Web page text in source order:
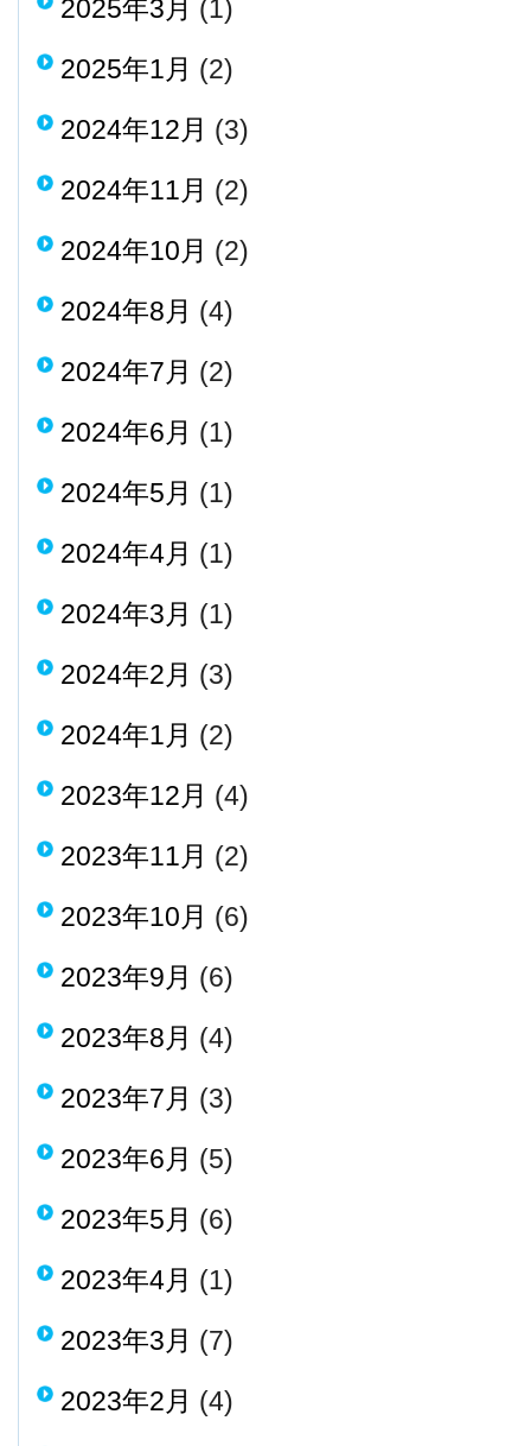
2025年3月 (1)
2025年1月 (2)
2024年12月 (3)
2024年11月 (2)
2024年10月 (2)
2024年8月 (4)
2024年7月 (2)
2024年6月 (1)
2024年5月 (1)
2024年4月 (1)
2024年3月 (1)
2024年2月 (3)
2024年1月 (2)
2023年12月 (4)
2023年11月 (2)
2023年10月 (6)
2023年9月 (6)
2023年8月 (4)
2023年7月 (3)
2023年6月 (5)
2023年5月 (6)
2023年4月 (1)
2023年3月 (7)
2023年2月 (4)